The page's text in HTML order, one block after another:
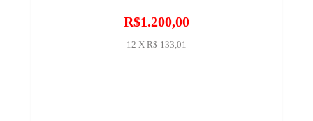
R$1.200,00
12 X R$ 133,01